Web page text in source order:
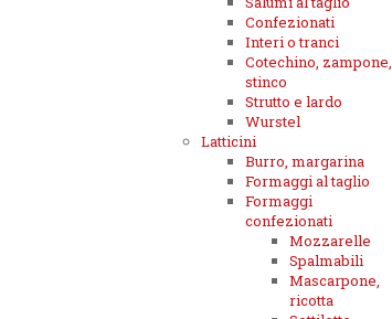
Confezionati
Interi o tranci
Cotechino, zampone,
stinco
Strutto e lardo
Wurstel
Latticini
Burro, margarina
Formaggi al taglio
Formaggi
confezionati
Mozzarelle
Spalmabili
Mascarpone,
ricotta